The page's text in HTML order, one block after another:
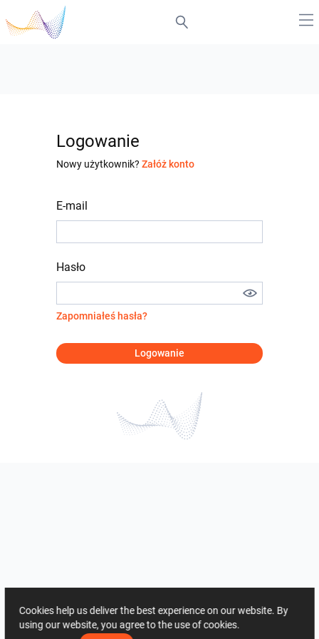
Logowanie
Nowy użytkownik? Załóż konto
E-mail
Hasło
Zapomniałeś hasła?
Logowanie
Cookies help us deliver the best experience on our website. By
using our website, you agree to the use of cookies.